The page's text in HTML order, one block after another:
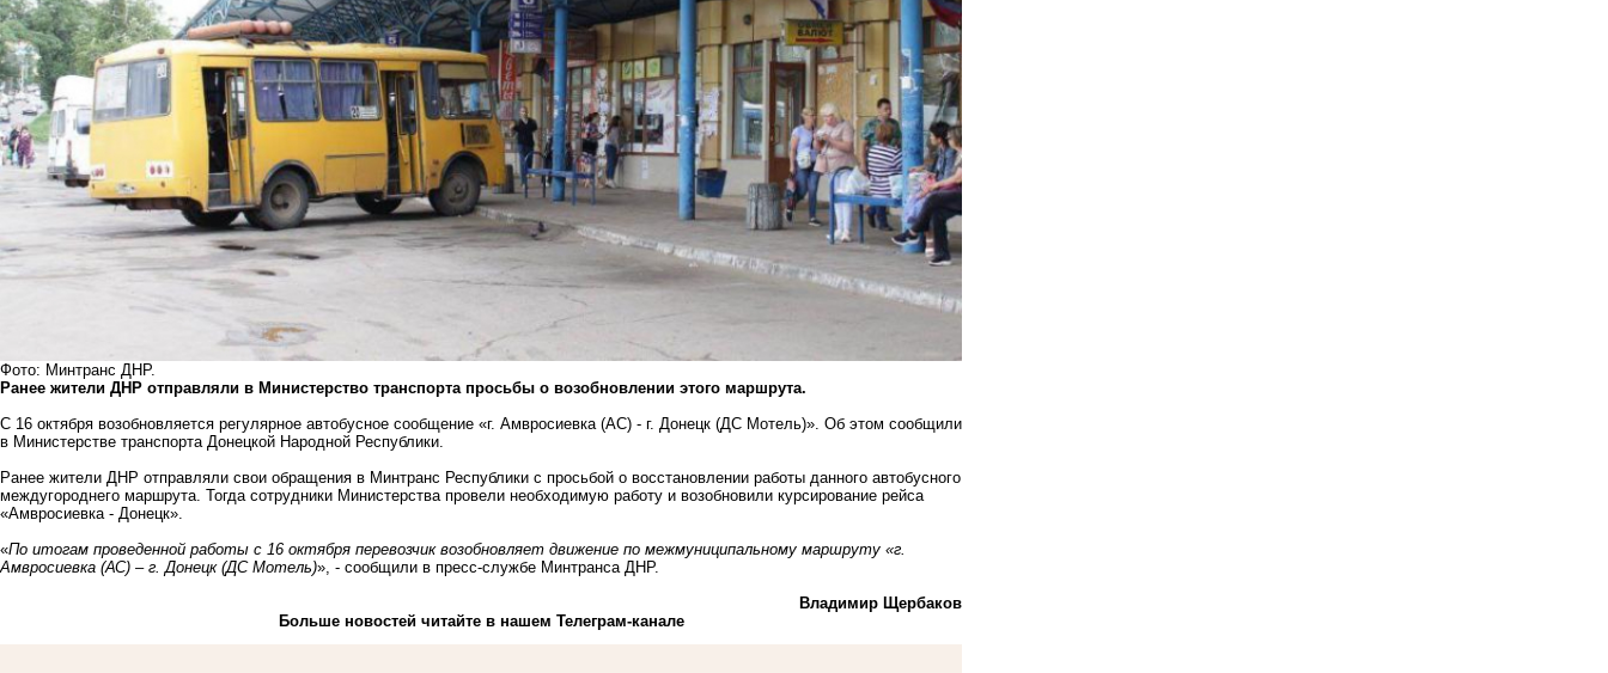
Фото: Минтранс ДНР.
Ранее жители ДНР отправляли в Министерство транспорта просьбы о возобновлении этого маршрута.
С 16 октября возобновляется регулярное автобусное сообщение «г. Амвросиевка (АС) - г. Донецк (ДС Мотель)». Об этом сообщили
в Министерстве транспорта Донецкой Народной Республики.
Ранее жители ДНР отправляли свои обращения в Минтранс Республики с просьбой о восстановлении работы данного автобусного
междугороднего маршрута. Тогда сотрудники Министерства провели необходимую работу и возобновили курсирование рейса
«Амвросиевка - Донецк».
«По итогам проведенной работы с 16 октября перевозчик возобновляет движение по межмуниципальному маршруту «г.
Амвросиевка (АС) – г. Донецк (ДС Мотель)», - сообщили в пресс-службе Минтранса ДНР.
Владимир Щербаков
Больше новостейчитайте в нашем Телеграм-канале